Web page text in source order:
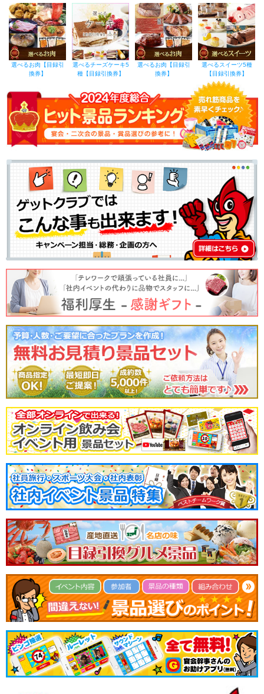
選べるお肉【目録引
換券】
選べるチーズケーキ5
種【目録引換券】
選べるお肉【目録引
換券】
選べるスイーツ5種
【目録引換券】